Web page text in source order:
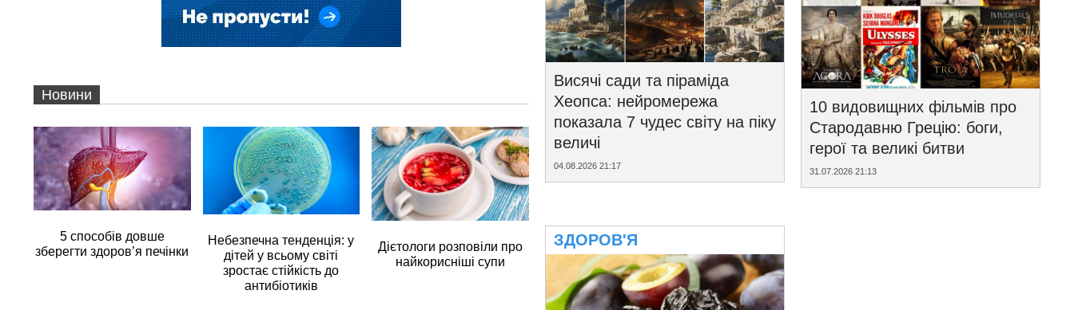
Новини
5 способів довше
зберегти здоров’я печінки
Небезпечна тенденція: у
дітей у всьому світі
зростає стійкість до
антибіотиків
Дієтологи розповіли про
найкорисніші супи
Висячі сади та піраміда
Хеопса: нейромережа
показала 7 чудес світу на піку
величі
04.08.2026 21:17
ЗДОРОВ'Я
10 видовищних фільмів про
Стародавню Грецію: боги,
герої та великі битви
31.07.2026 21:13